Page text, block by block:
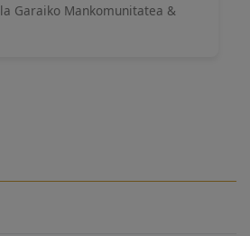
Garaiko Mankomunitatea &